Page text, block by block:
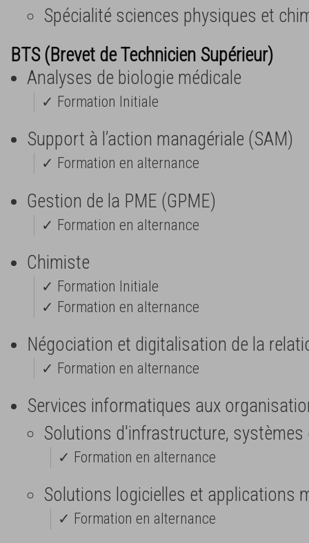
Spécialité sciences physiques et
BTS (Brevet de Technicien Supérieur)
Analyses de biologie médicale
✓ Formation Initiale
Support à l’action managériale (SAM)
✓ Formation en alternance
Gestion de la PME (GPME)
✓ Formation en alternance
Chimiste
✓ Formation Initiale
✓ Formation en alternance
Négociation et digitalisation de la
✓ Formation en alternance
Services informatiques aux
Solutions d'infrastructure, systèmes
✓ Formation en alternance
Solutions logicielles et applications
✓ Formation en alternance